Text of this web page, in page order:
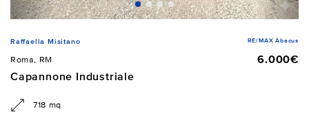
Raffaella Misitano RE/MAX Abacus
Roma, RM
6.000€
Capannone Industriale
718 mq